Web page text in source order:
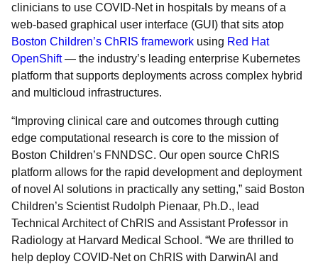
clinicians to use COVID-Net in hospitals by means of a
web-based graphical user interface (GUI) that sits atop
Boston Children’s ChRIS framework using Red Hat
OpenShift— the industry’s leading enterprise Kubernetes
platform that supports deployments across complex hybrid
and multicloud infrastructures.
“Improving clinical care and outcomes through cutting
edge computational research is core to the mission of
Boston Children’s FNNDSC. Our open source ChRIS
platform allows for the rapid development and deployment
of novel AI solutions in practically any setting,” said Boston
Children’s Scientist Rudolph Pienaar, Ph.D., lead
Technical Architect of ChRIS and Assistant Professor in
Radiology at Harvard Medical School. “We are thrilled to
help deploy COVID-Net on ChRIS with DarwinAI and